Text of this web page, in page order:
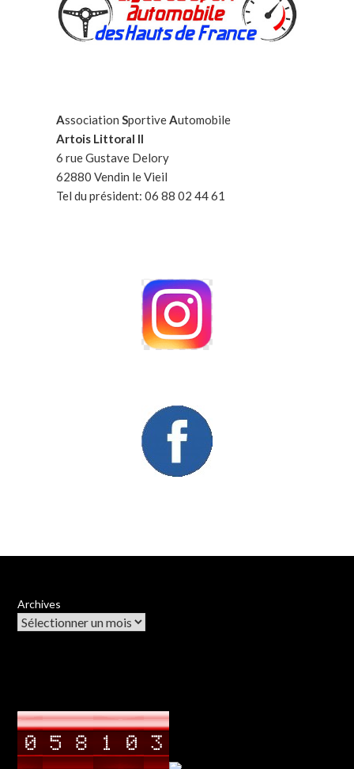
AssociationSportiveAutomobile
Artois Littoral II
6 rue Gustave Delory
62880 Vendin le Vieil
Tel du président: 06 88 02 44 61
Archives